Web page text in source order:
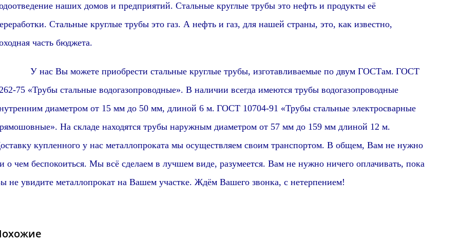
наших домов и предприятий. Стальные круглые трубы это нефть и продукты её
Стальные круглые трубы это газ. А нефть и газ, для нашей страны, это, как известно,
часть бюджета.
нас Вы можете приобрести стальные круглые трубы, изготавливаемые по двум ГОСТам. ГОСТ
75 «Трубы стальные водогазопроводные». В наличии всегда имеются трубы водогазопроводные
диаметром от 15 мм до 50 мм, длиной 6 м. ГОСТ 10704-91 «Трубы стальные электросварные
На складе находятся трубы наружным диаметром от 57 мм до 159 мм длиной 12 м.
купленного у нас металлопроката мы осуществляем своим транспортом. В общем, Вам не нужно
о чем беспокоиться. Мы всё сделаем в лучшем виде, разумеется. Вам не нужно ничего оплачивать, пока
не увидите металлопрокат на Вашем участке. Ждём Вашего звонка, с нетерпением!